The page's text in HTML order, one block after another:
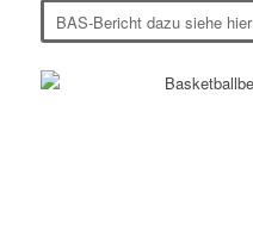
BAS-Bericht dazu siehe hier